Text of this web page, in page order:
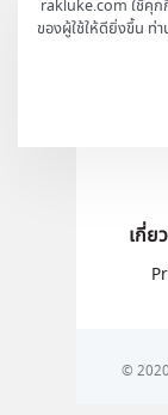
rakluke.com ใช้คุ
ของผู้ใช้ให้ดียิ่งขึ้น ท่า
เกี่ย
© 2020